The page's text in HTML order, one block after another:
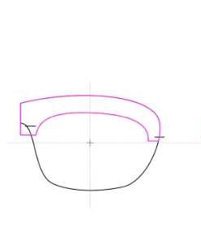
hvězdiček.